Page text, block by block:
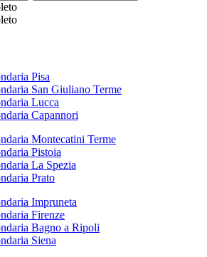
Pisa
San Giuliano Terme
Lucca
Capannori
Montecatini Terme
Pistoia
La Spezia
Prato
Impruneta
Firenze
Bagno a Ripoli
Siena